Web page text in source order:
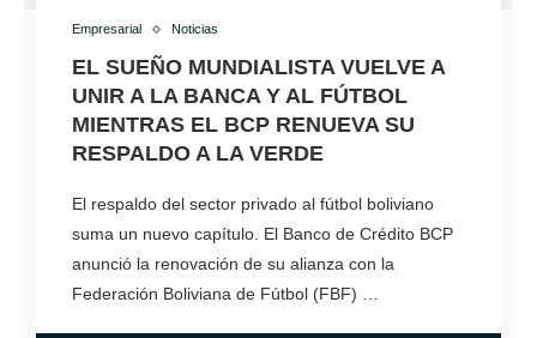
Empresarial Noticias
EL SUEÑO MUNDIALISTA VUELVE A
UNIR A LA BANCA Y AL FÚTBOL
MIENTRAS EL BCP RENUEVA SU
RESPALDO A LA VERDE
El respaldo del sector privado al fútbol boliviano
suma un nuevo capítulo. El Banco de Crédito BCP
anunció la renovación de su alianza con la
Federación Boliviana de Fútbol (FBF) …